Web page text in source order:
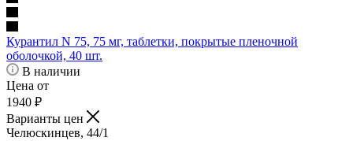
Курантил N 75, 75 мг, таблетки, покрытые пленочной
оболочкой, 40 шт.
В наличии
Цена от
1940 ₽
Варианты цен
Челюскинцев, 44/1